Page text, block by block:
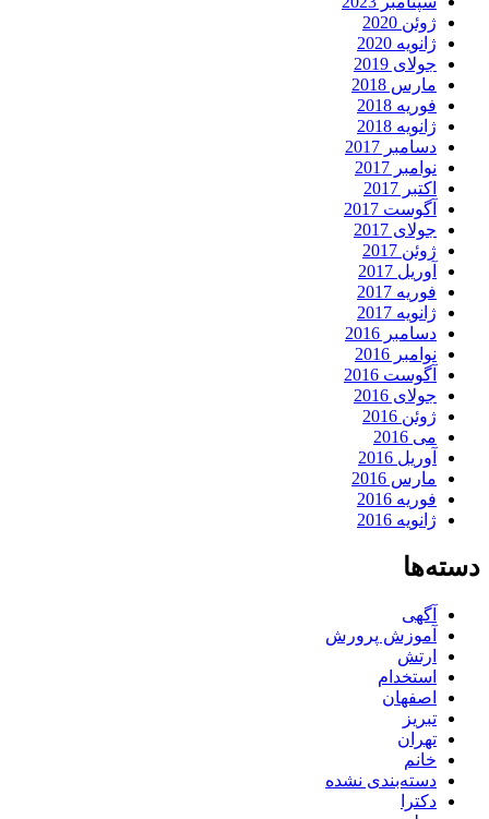
ژوئن 2020
ژانویه 2020
جولای 2019
مارس 2018
فوریه 2018
ژانویه 2018
دسامبر 2017
نوامبر 2017
اکتبر 2017
آگوست 2017
جولای 2017
ژوئن 2017
آوریل 2017
فوریه 2017
ژانویه 2017
دسامبر 2016
نوامبر 2016
آگوست 2016
جولای 2016
ژوئن 2016
می 2016
آوریل 2016
مارس 2016
فوریه 2016
ژانویه 2016
دسته‌ها
آگهی
آموزش پرورش
ارتش
استخدام
اصفهان
تبریز
تهران
خانم
دسته‌بندی نشده
دکترا